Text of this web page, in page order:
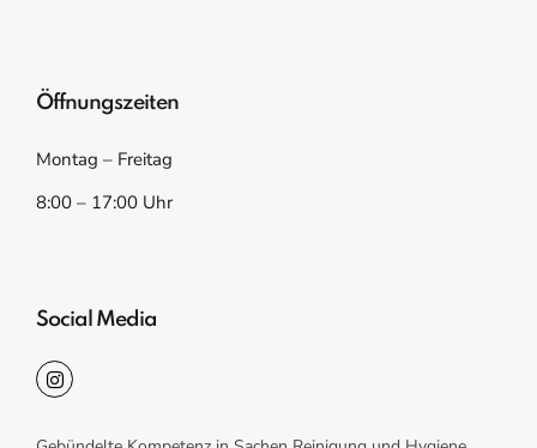
Öffnungszeiten
Montag – Freitag
8:00 – 17:00 Uhr
Social Media